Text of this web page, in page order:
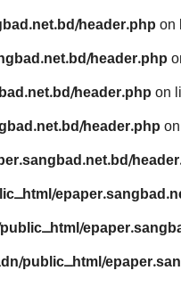
header.php on
header.php
header.php on
header.php
public_html/